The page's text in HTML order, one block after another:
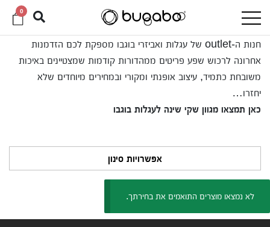
0
חנות ה-outlet של עגלות ואביזרי בוגבו מספקת לכם הזדמנות
אחרונה לרכוש שפע פריטים ממהדורות קודמות שמצטיינים באיכות
משובחת כתמיד, עיצוב אופנתי ומקורי ובמחירים מיוחדים שלא
יחזרו…
כאן תמצאו מגוון שקי שינה לעגלות בוגבו
אפשרויות סינון
לא נמצאו מוצרים התואמים את בחירתך.